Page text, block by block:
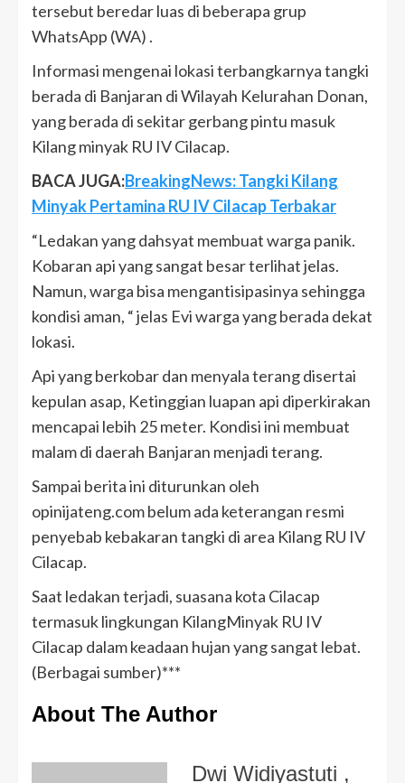
tersebut beredar luas di beberapa grup
WhatsApp (WA) .
Informasi mengenai lokasi terbangkarnya tangki
berada di Banjaran di Wilayah Kelurahan Donan,
yang berada di sekitar gerbang pintu masuk
Kilang minyak RU IV Cilacap.
BACA JUGA:BreakingNews: Tangki Kilang
Minyak Pertamina RU IV Cilacap Terbakar
“Ledakan yang dahsyat membuat warga panik.
Kobaran api yang sangat besar terlihat jelas.
Namun, warga bisa mengantisipasinya sehingga
kondisi aman, “ jelas Evi warga yang berada dekat
lokasi.
Api yang berkobar dan menyala terang disertai
kepulan asap, Ketinggian luapan api diperkirakan
mencapai lebih 25 meter. Kondisi ini membuat
malam di daerah Banjaran menjadi terang.
Sampai berita ini diturunkan oleh
opinijateng.com belum ada keterangan resmi
penyebab kebakaran tangki di area Kilang RU IV
Cilacap.
Saat ledakan terjadi, suasana kota Cilacap
termasuk lingkungan KilangMinyak RU IV
Cilacap dalam keadaan hujan yang sangat lebat.
(Berbagai sumber)***
About The Author
Dwi Widiyastuti ,